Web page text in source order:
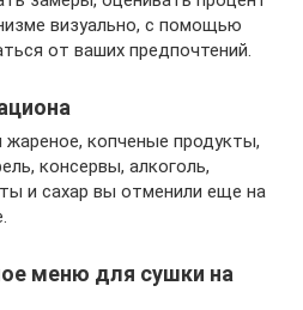
визуально, с помощью
от ваших предпочтений.
копченые продукты,
консервы, алкоголь,
и сахар вы отменили еще на
меню для сушки на